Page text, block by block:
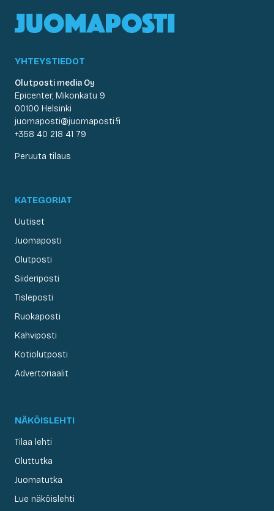
YHTEYSTIEDOT
Olutposti media Oy
Epicenter, Mikonkatu 9
00100 Helsinki
juomaposti@juomaposti.fi
+358 40 218 41 79
Peruuta tilaus
KATEGORIAT
Uutiset
Juomaposti
Olutposti
Siideriposti
Tisleposti
Ruokaposti
Kahviposti
Kotiolutposti
Advertoriaalit
NÄKÖISLEHTI
Tilaa lehti
Oluttutka
Juomatutka
Lue näköislehti